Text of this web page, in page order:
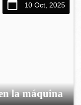
10 Oct, 2025
la máquina